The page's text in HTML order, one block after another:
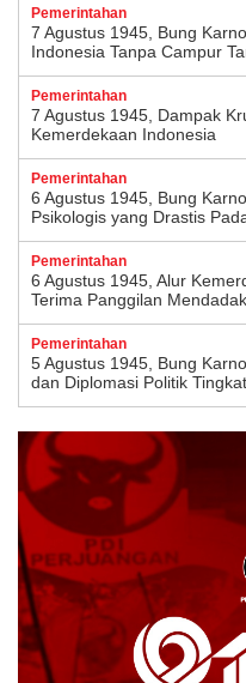
Pemerintahan
7 Agustus 1945, Bung
Indonesia Tanpa Campur
Pemerintahan
7 Agustus 1945, Dampak
Kemerdekaan Indonesia
Pemerintahan
6 Agustus 1945, Bung
Psikologis yang Drastis
Pemerintahan
6 Agustus 1945, Alur
Terima Panggilan
Pemerintahan
5 Agustus 1945, Bung
dan Diplomasi Politik